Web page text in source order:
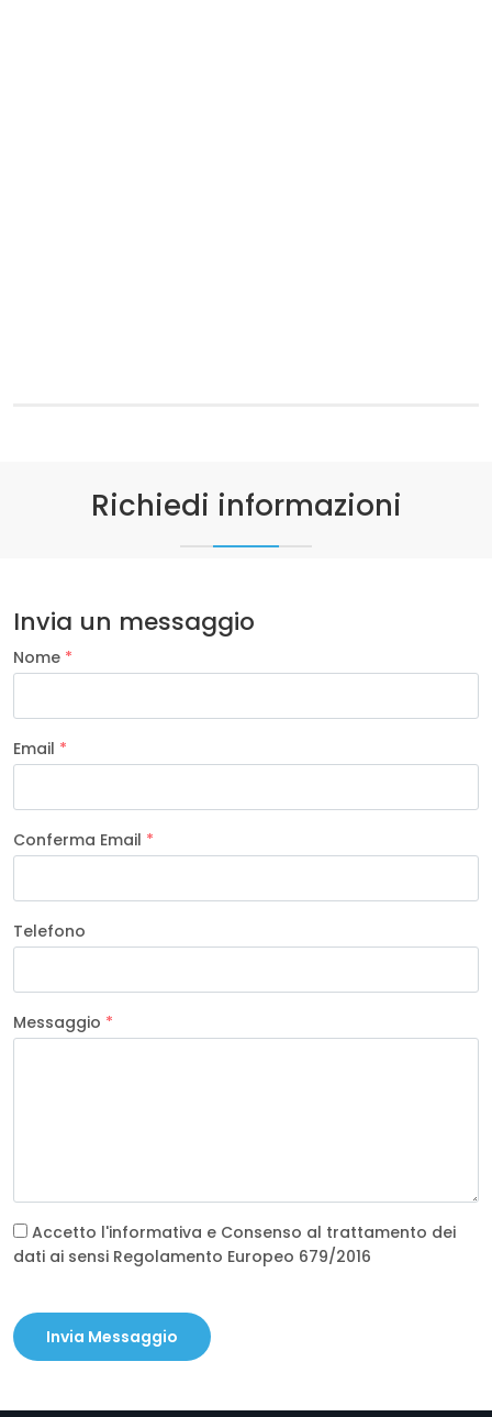
Richiedi informazioni
Invia un messaggio
Nome *
Email *
Conferma Email *
Telefono
Messaggio *
Accetto l'informativa e Consenso al trattamento dei
dati ai sensi Regolamento Europeo 679/2016
Invia Messaggio